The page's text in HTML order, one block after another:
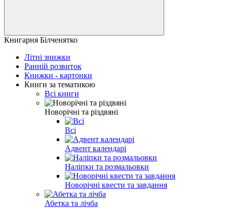
Книгарня Білченятко
Літні знижки
Ранній розвиток
Книжки - картонки
Книги за тематикою
Всі книги
Новорічні та різдвяні
Всі
Адвент календарі
Наліпки та розмальовки
Новорічні квести та завдання
Абетка та лічба